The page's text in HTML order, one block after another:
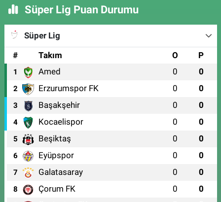
Süper Lig Puan Durumu
Süper Lig
#
Takım O P
1 Amed 0 0
2 Erzurumspor FK 0 0
3 Başakşehir 0 0
4 Kocaelispor 0 0
5 Beşiktaş 0 0
6 Eyüpspor 0 0
7 Galatasaray 0 0
8 Çorum FK 0 0